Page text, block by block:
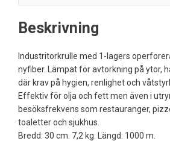
Beskrivning
Industritorkrulle med 1-lagers
nyfiber. Lämpat för avtorkning på ytor,
där krav på hygien, renlighet och
Effektiv för olja och fett men även i
besöksfrekvens som restauranger,
toaletter och sjukhus.
Bredd: 30 cm. 7,2 kg. Längd: 1000 m.